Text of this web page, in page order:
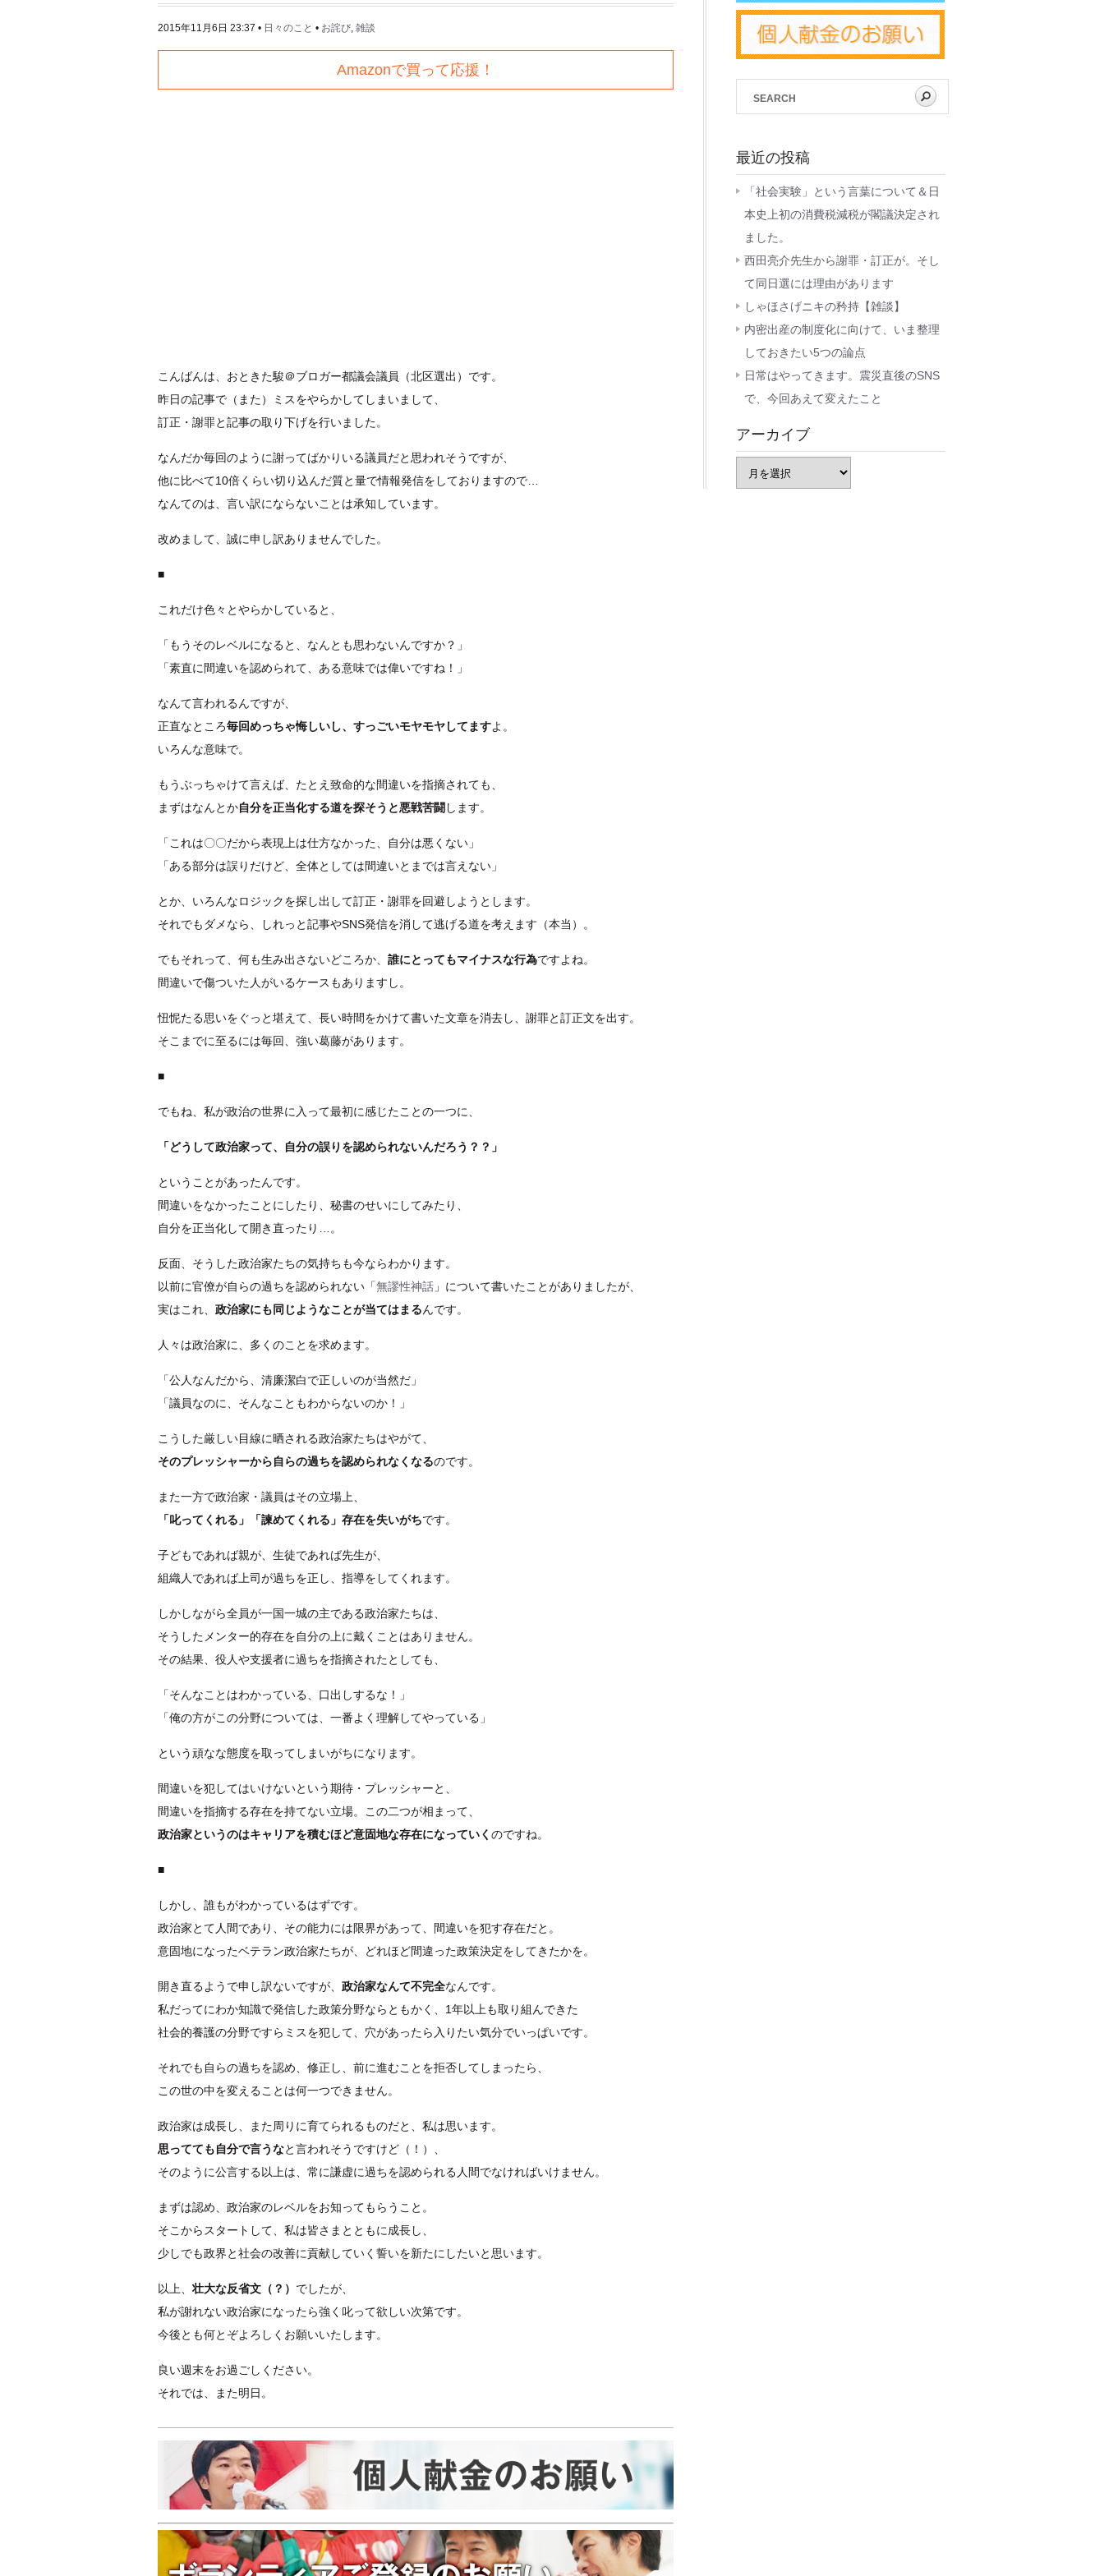
2015年11月6日 23:37 • 日々のこと • お詫び, 雑談
Amazonで買って応援！
こんばんは、おときた駿＠ブロガー都議会議員（北区選出）です。
昨日の記事で（また）ミスをやらかしてしまいまして、
訂正・謝罪と記事の取り下げを行いました。
なんだか毎回のように謝ってばかりいる議員だと思われそうですが、
他に比べて10倍くらい切り込んだ質と量で情報発信をしておりますので…
なんてのは、言い訳にならないことは承知しています。
改めまして、誠に申し訳ありませんでした。
■
これだけ色々とやらかしていると、
「もうそのレベルになると、なんとも思わないんですか？」
「素直に間違いを認められて、ある意味では偉いですね！」
なんて言われるんですが、
正直なところ毎回めっちゃ悔しいし、すっごいモヤモヤしてますよ。
いろんな意味で。
もうぶっちゃけて言えば、たとえ致命的な間違いを指摘されても、
まずはなんとか自分を正当化する道を探そうと悪戦苦闘 します。
「これは〇〇だから表現上は仕方なかった、自分は悪くない」
「ある部分は誤りだけど、全体としては間違いとまでは言えない」
とか、いろんなロジックを探し出して訂正・謝罪を回避しようとします。
それでもダメなら、しれっと記事やSNS発信を消して逃げる道を考えます（本当）。
でもそれって、何も生み出さないどころか、 誰にとってもマイナスな行為ですよね。
間違いで傷ついた人がいるケースもありますし。
忸怩たる思いをぐっと堪えて、長い時間をかけて書いた文章を消去し、謝罪と訂正文を出す。
そこまでに至るには毎回、強い葛藤があります。
■
でもね、私が政治の世界に入って最初に感じたことの一つに、
「どうして政治家って、自分の誤りを認められないんだろう？？」
ということがあったんです。
間違いをなかったことにしたり、秘書のせいにしてみたり、
自分を正当化して開き直ったり…。
反面、そうした政治家たちの気持ちも今ならわかります。
以前に官僚が自らの過ちを認められない「無謬性神話 」について書いたことがありましたが、
実はこれ、 政治家にも同じようなことが当てはまるんです。
人々は政治家に、多くのことを求めます。
「公人なんだから、清廉潔白で正しいのが当然だ」
「議員なのに、そんなこともわからないのか！」
こうした厳しい目線に晒される政治家たちはやがて、
そのプレッシャーから自らの過ちを認められなくなるのです。
また一方で政治家・議員はその立場上、
「叱ってくれる」「諫めてくれる」存在を失いがちです。
子どもであれば親が、生徒であれば先生が、
組織人であれば上司が過ちを正し、指導をしてくれます。
しかしながら全員が一国一城の主である政治家たちは、
そうしたメンター的存在を自分の上に戴くことはありません。
その結果、役人や支援者に過ちを指摘されたとしても、
「そんなことはわかっている、口出しするな！」
「俺の方がこの分野については、一番よく理解してやっている」
という頑なな態度を取ってしまいがちになります。
間違いを犯してはいけないという期待・プレッシャーと、
間違いを指摘する存在を持てない立場。この二つが相まって、
政治家というのはキャリアを積むほど意固地な存在になっていく のですね。
■
しかし、誰もがわかっているはずです。
政治家とて人間であり、その能力には限界があって、間違いを犯す存在だと。
意固地になったベテラン政治家たちが、どれほど間違った政策決定をしてきたかを。
開き直るようで申し訳ないですが、 政治家なんて不完全なんです。
私だってにわか知識で発信した政策分野ならともかく、1年以上も取り組んできた
社会的養護の分野ですらミスを犯して、穴があったら入りたい気分でいっぱいです。
それでも自らの過ちを認め、修正し、前に進むことを拒否してしまったら、
この世の中を変えることは何一つできません。
政治家は成長し、また周りに育てられるものだと、私は思います。
思ってても自分で言うなと言われそうですけど（！）、
そのように公言する以上は、常に謙虚に過ちを認められる人間でなければいけません。
まずは認め、政治家のレベルをお知ってもらうこと。
そこからスタートして、私は皆さまとともに成長し、
少しでも政界と社会の改善に貢献していく誓いを新たにしたいと思います。
以上、 壮大な反省文（？） でしたが、
私が謝れない政治家になったら強く叱って欲しい次第です。
今後とも何とぞよろしくお願いいたします。
良い週末をお過ごしください。
それでは、また明日。
最近の投稿
「社会実験」という言葉について＆日
本史上初の消費税減税が閣議決定され
ました。
西田亮介先生から謝罪・訂正が。そし
て同日選には理由があります
しゃほさげニキの矜持【雑談】
内密出産の制度化に向けて、いま整理
しておきたい5つの論点
日常はやってきます。震災直後のSNS
で、今回あえて変えたこと
アーカイブ